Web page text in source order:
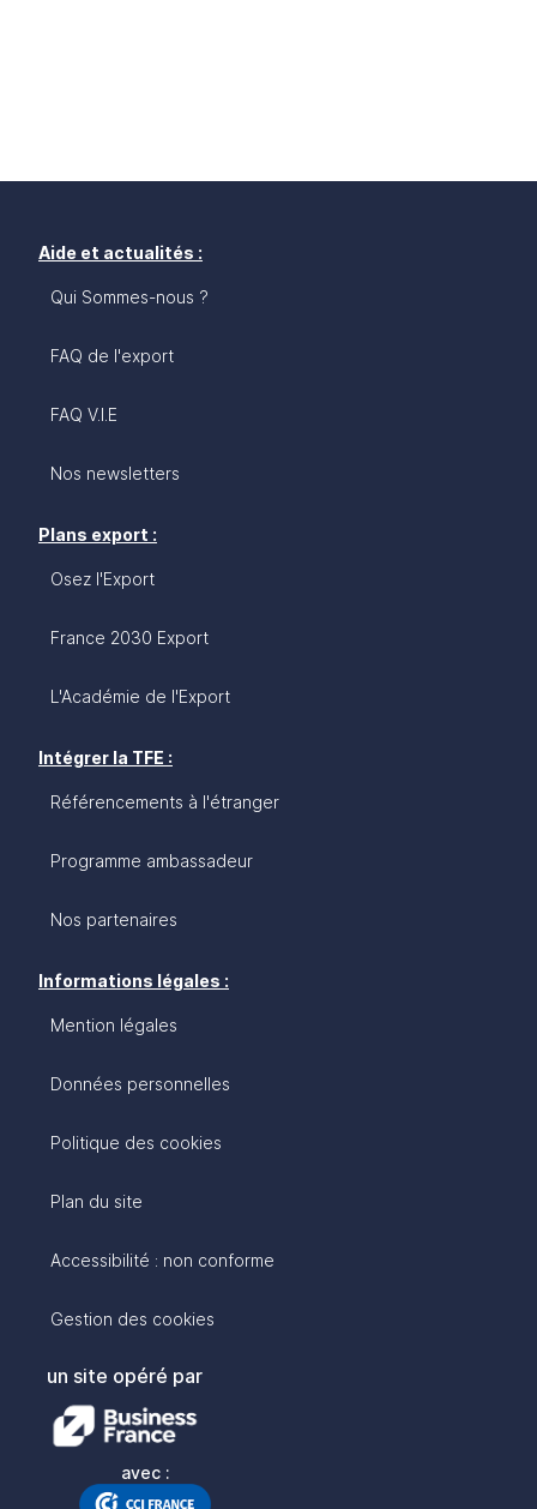
Aide et actualités :
Qui Sommes-nous ?
FAQ de l'export
FAQ V.I.E
Nos newsletters
Plans export :
Osez l'Export
France 2030 Export
L'Académie de l'Export
Intégrer la TFE :
Référencements à l'étranger
Programme ambassadeur
Nos partenaires
Informations légales :
Mention légales
Données personnelles
Politique des cookies
Plan du site
Accessibilité : non conforme
Gestion des cookies
un site opéré par
avec :